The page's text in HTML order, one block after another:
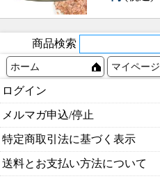
商品検索
ホーム マイページ
ログイン
メルマガ申込/停止
特定商取引法に基づく表示
送料とお支払い方法について